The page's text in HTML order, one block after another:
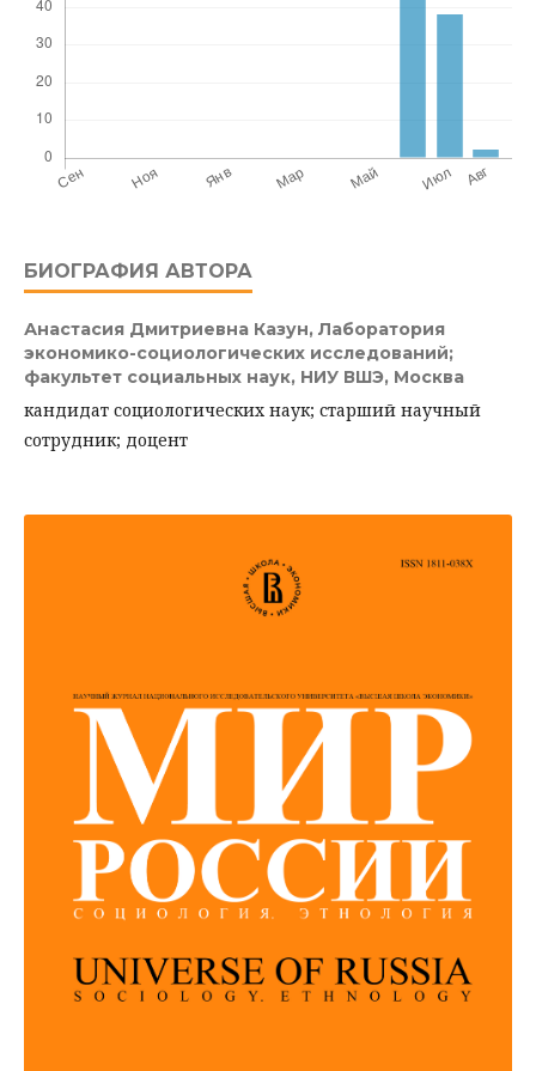
БИОГРАФИЯ АВТОРА
Анастасия Дмитриевна Казун, Лаборатория
экономико-социологических исследований;
факультет социальных наук, НИУ ВШЭ, Москва
кандидат социологических наук; старший научный
сотрудник; доцент